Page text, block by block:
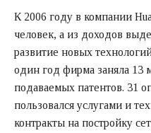
К 2006 году в компании
человек, а из доходов
развитие новых
один год фирма заняла 13
подаваемых патентов. 31
пользовался услугами и
контракты на постройку